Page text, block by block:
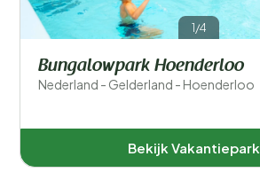
Wellness
Ligging
Speciale voorkeuren
1/4
Bungalowpark Hoenderloo
Nederland - Gelderland - Hoenderloo
Bekijk Vakantiepark